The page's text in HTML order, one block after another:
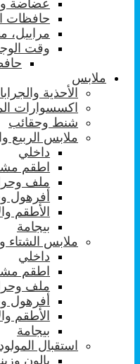
عضاضة
حافظات
مراييل،
وقت
ملابس
الأحذية
اكسسوارات
شنط وحقائب
ملابس الربيع
داخلي
اطقم
ملف
أفرهول
الأطقم
بيجامة
ملابس الشتاء
داخلي
اطقم
ملف
أفرهول
الأطقم
بيجامة
استقبال
بالون